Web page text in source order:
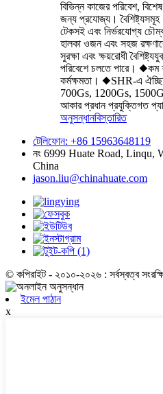
বিভিন্ন কাজের পরিবেশ,
জন্য প্রযোজ্য।
টেকসই এবং নির্ভরযোগ্য
হালকা ওজন এবং সহজ
সুরক্ষা এবং ক্ষয়রোধী
পরিবেশে চলতে পারে। ◆কম
কর্মক্ষমতা। ◆SHR-এ
700Gs, 1200Gs, 1500Gs
আকার প্রধান প্রযুক্তিগত
অনুসন্ধানবিস্তারিত
টেলিফোন: +86 15963648119
নং 6999 Huate Road, Linqu,
China
jason.liu@chinahuate.com
© কপিরাইট - ২০১০-২০২৬ : সর্বস্বত্ব
ইমেল পাঠান
x